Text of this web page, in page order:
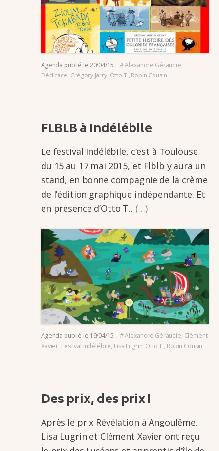
Agenda publié le 20/04/15 #Alexandre Géraudie,
Dédicace, Grégory Jarry, Otto T., Robin Cousin
FLBLB à Indé­lé­bile
Le festi­­val Indé­­lé­­bile, c’est à Toulouse
du 15 au 17 mai 2015, et Flblb y aura un
stand, en bonne compa­­gnie de la crème
de l’édi­­tion graphique indé­­pen­­dante. Et
en présence d’Otto T., (…)
Agenda publié le 19/04/15 #Alexandre Géraudie, Clément
Xavier, Festival Indélébile, Lisa Lugrin, Otto T., Robin Cousin
Des prix, des prix !
Après le prix Révé­­la­­tion à Angou­­lême,
Lisa Lugrin et Clément Xavier ont reçu